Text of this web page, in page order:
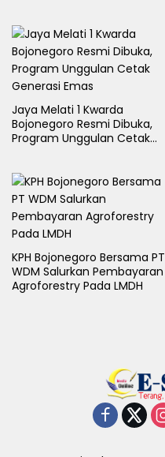
Jaya Melati 1 Kwarda
Bojonegoro Resmi Dibuka,
Program Unggulan Cetak
KPH Bojonegoro Bersama PT
WDM Salurkan Pembayaran
Agroforestry Pada LMDH